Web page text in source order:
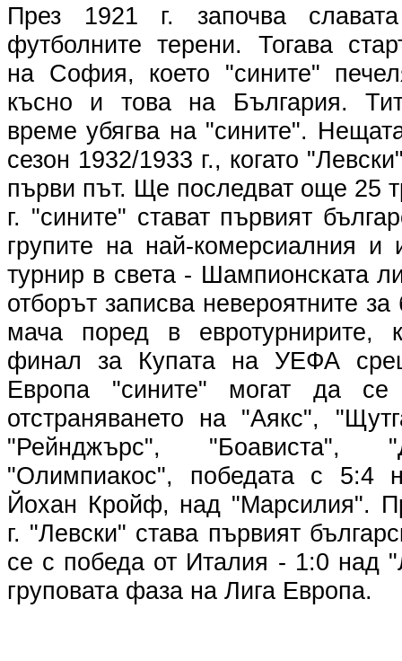
През 1921 г. започва
футболните терени. Тогава
на София, което "сините"
късно и това на България.
време убягва на "сините".
сезон 1932/1933 г., когато
първи път. Ще последват още 25
г. "сините" стават първият
групите на най-комерсиалния и
турнир в света - Шампионската
отборът записва невероятните за
мача поред в евротурнирите,
финал за Купата на УЕФА
Европа "сините" могат да
отстраняването на "Аякс",
"Рейнджърс", "Боависта",
"Олимпиакос", победата с 5:4
Йохан Кройф, над "Марсилия".
г. "Левски" става първият
се с победа от Италия - 1:0 над
груповата фаза на Лига Европа.